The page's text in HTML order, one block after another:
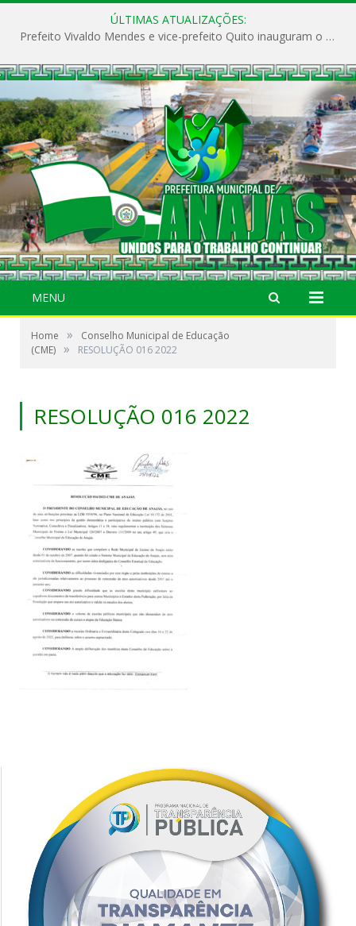
ÚLTIMAS ATUALIZAÇÕES:
Prefeito Vivaldo Mendes e vice-prefeito Quito inauguram o CAPS e fortalecem a saúde pública em Anajás.
MENU
Home »
Conselho Municipal de Educação
(CME) » RESOLUÇÃO 016 2022
RESOLUÇÃO 016 2022